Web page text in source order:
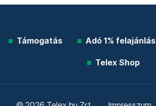
Támogatás Adó 1% felajánlás
Telex Shop